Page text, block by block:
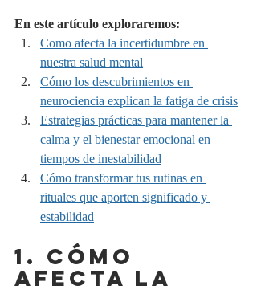
En este artículo exploraremos:
Como afecta la incertidumbre en
nuestra salud mental
Cómo los descubrimientos en
neurociencia explican la fatiga de crisis
Estrategias prácticas para mantener la
calma y el bienestar emocional en
tiempos de inestabilidad
Cómo transformar tus rutinas en
rituales que aporten significado y
estabilidad
1. CÓMO
AFECTA LA